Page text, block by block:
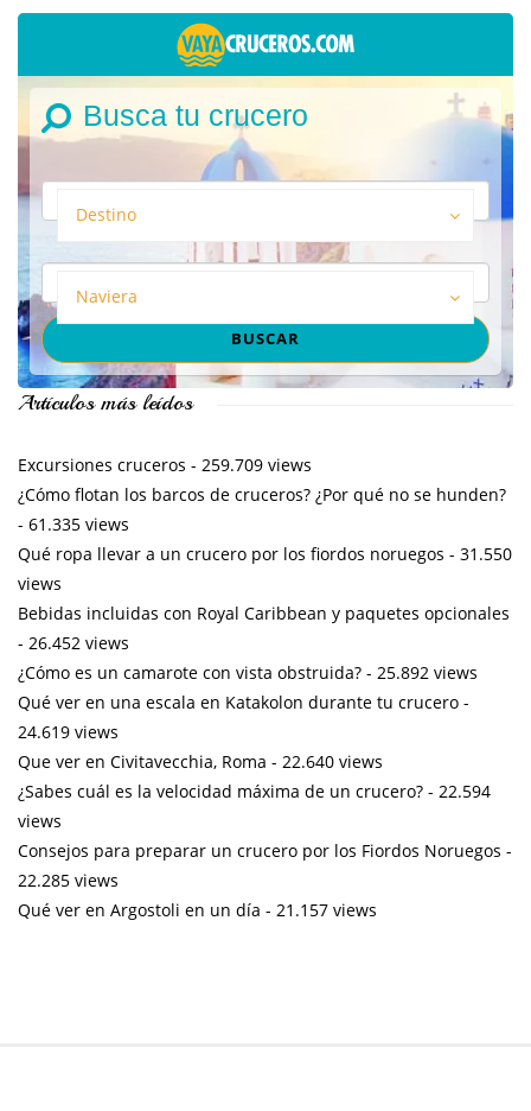
Busca tu crucero
Destino
Naviera
Artículos más leídos
Excursiones cruceros - 259.709 views
¿Cómo flotan los barcos de cruceros? ¿Por qué no se hunden?
- 61.335 views
Qué ropa llevar a un crucero por los fiordos noruegos - 31.550
views
Bebidas incluidas con Royal Caribbean y paquetes opcionales
- 26.452 views
¿Cómo es un camarote con vista obstruida? - 25.892 views
Qué ver en una escala en Katakolon durante tu crucero -
24.619 views
Que ver en Civitavecchia, Roma - 22.640 views
¿Sabes cuál es la velocidad máxima de un crucero? - 22.594
views
Consejos para preparar un crucero por los Fiordos Noruegos -
22.285 views
Qué ver en Argostoli en un día - 21.157 views